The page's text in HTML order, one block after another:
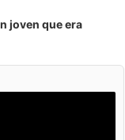
joven que era